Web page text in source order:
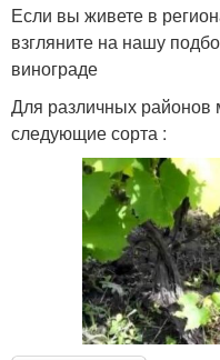
Если вы живете в
взгляните на нашу
винограде
Для различных
следующие сорта :